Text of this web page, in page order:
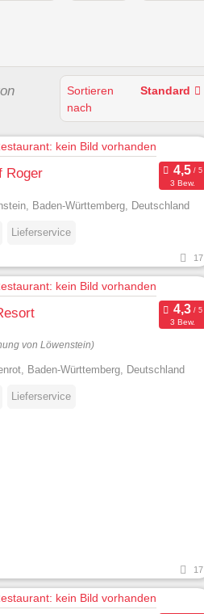
Sortieren
nach
Standard
Roger
3 Bew.
Baden-Württemberg, Deutschland
Lieferservice
17
3 Bew.
von Löwenstein)
Baden-Württemberg, Deutschland
Lieferservice
17